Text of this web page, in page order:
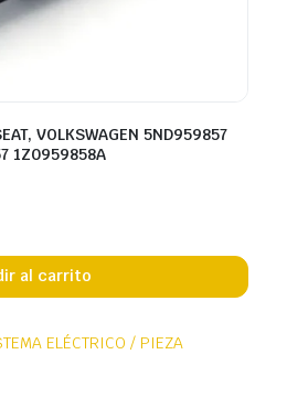
VOLKSWAGEN 5ND959857
1Z0959858A
al carrito
ELÉCTRICO / PIEZA